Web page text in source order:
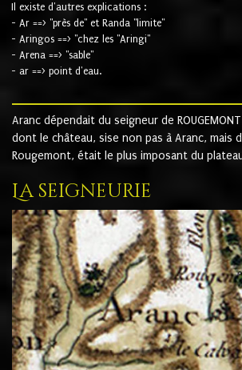
Il existe d'autres explications :
- Ar ==> "près de" et Randa "limite"
- Aringos ==> "chez les "Aringi"
- Arena ==> "sable"
- ar ==> point d'eau.
Aranc dépendait du seigneur de
dont le château, sise non pas à Aranc, mais
Rougemont, était le plus imposant du
La seigneurie